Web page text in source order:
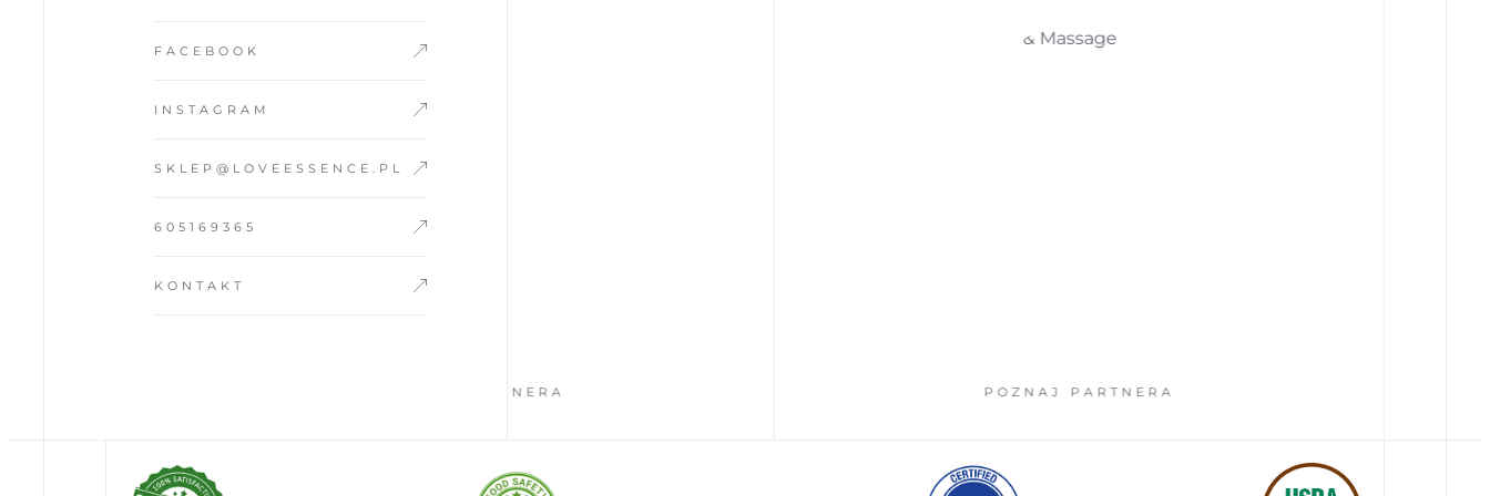
POZNAJ PARTNERA
FACEBOOK
INSTAGRAM
SKLEP@LOVEESSENCE.PL
605169365
KONTAKT